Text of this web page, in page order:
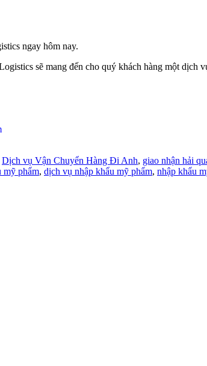
ngay hôm nay.
sẽ mang đến cho quý khách hàng một dịch
Dịch vụ Vận Chuyển Hàng Đi Anh, giao nhận hải
mỹ phẩm, dịch vụ nhập khẩu mỹ phẩm, nhập khẩu